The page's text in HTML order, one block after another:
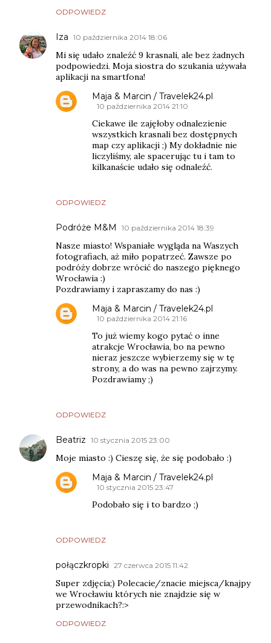
ODPOWIEDZ
Iza 10 października 2014 18:06
Mi się udało znaleźć 9 krasnali, ale bez żadnych
podpowiedzi. Moja siostra do szukania używała
aplikacji na smartfona!
ODPOWIEDZ
Maja & Marcin / Travelek24.pl
10 października 2014 21:10
Ciekawe ile zajęłoby odnalezienie
wszystkich krasnali bez dostępnych
map czy aplikacji ;) My dokładnie nie
liczyliśmy, ale spacerując tu i tam to
kilkanaście udało się odnaleźć.
Podróże M&M 10 października 2014 18:39
Nasze miasto! Wspaniałe wygląda na Waszych
fotografiach, aż miło popatrzeć. Zawsze po
podróży dobrze wrócić do naszego pięknego
Wrocławia :)
Pozdrawiamy i zapraszamy do nas :)
ODPOWIEDZ
Maja & Marcin / Travelek24.pl
10 października 2014 21:16
To już wiemy kogo pytać o inne
atrakcje Wrocławia, bo na pewno
nieraz jeszcze wybierzemy się w tę
strony, a do was na pewno zajrzymy.
Pozdrawiamy ;)
Beatriz 10 stycznia 2015 23:00
Moje miasto :) Cieszę się, że się podobało :)
ODPOWIEDZ
Maja & Marcin / Travelek24.pl
10 stycznia 2015 23:47
Podobało się i to bardzo ;)
połączkropki 27 czerwca 2015 11:42
Super zdjęcia;) Polecacie/znacie miejsca/knajpy
we Wrocławiu których nie znajdzie się w
przewodnikach?:>
ODPOWIEDZ